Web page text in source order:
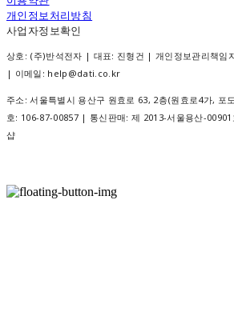
개인정보처리방침
사업자정보확인
상호: (주)반석전자 | 대표: 진형건 | 개인정보관리책임
| 이메일: help@dati.co.kr
주소: 서울특별시 용산구 원효로 63, 2층(원효로4가, 포
호: 106-87-00857| 통신판매: 제 2013-서울용산-00901
샵